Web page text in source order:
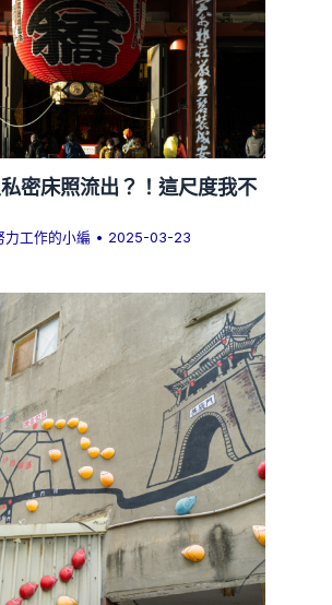
密床照流出？！這尺度我不
力工作的小編 • 2025-03-23